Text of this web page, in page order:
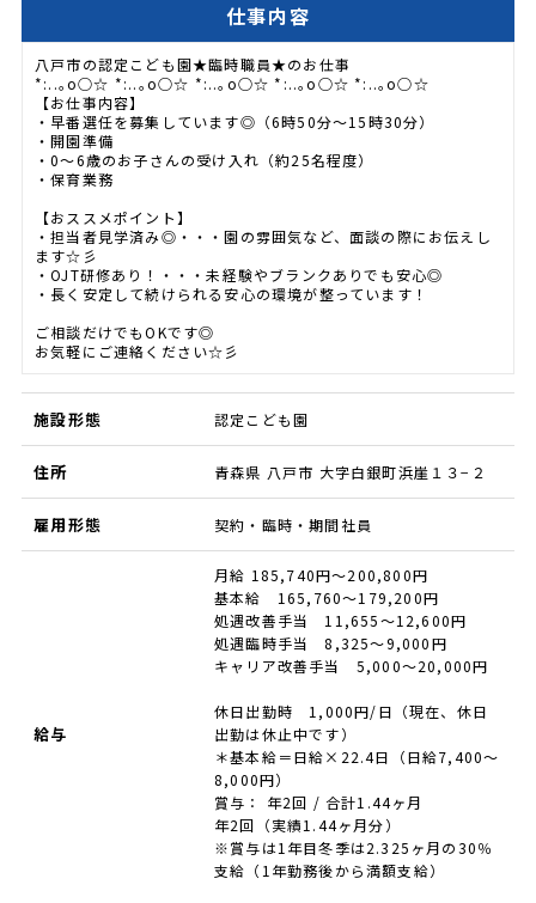
仕事内容
八戸市の認定こども園★臨時職員★のお仕事
*:..｡o○☆ *:..｡o○☆ *:..｡o○☆ *:..｡o○☆ *:..｡o○☆
【お仕事内容】
・早番選任を募集しています◎（6時50分〜15時30分）
・開園準備
・0～6歳のお子さんの受け入れ（約25名程度）
・保育業務
【おススメポイント】
・担当者見学済み◎・・・園の雰囲気など、面談の際にお伝えし
ます☆彡
・OJT研修あり！・・・未経験やブランクありでも安心◎
・長く安定して続けられる安心の環境が整っています！
ご相談だけでもOKです◎
お気軽にご連絡ください☆彡
施設形態 認定こども園
住所 青森県 八戸市 大字白銀町浜崖１３−２
雇用形態 契約・臨時・期間社員
給与
月給 185,740円～200,800円
基本給 165,760〜179,200円
処遇改善手当 11,655〜12,600円
処遇臨時手当 8,325〜9,000円
キャリア改善手当 5,000〜20,000円
休日出勤時 1,000円/日（現在、休日
出勤は休止中です）
＊基本給＝日給×22.4日（日給7,400〜
8,000円）
賞与： 年2回 / 合計1.44ヶ月
年2回（実績1.44ヶ月分）
※賞与は1年目冬季は2.325ヶ月の30％
支給（1年勤務後から満額支給）